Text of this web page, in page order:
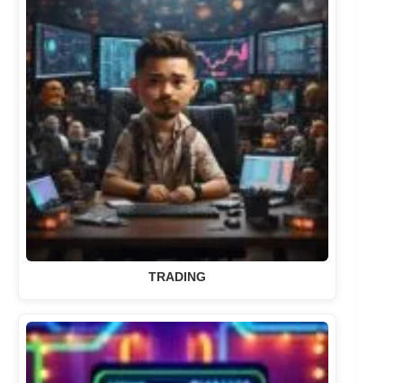
TRADING